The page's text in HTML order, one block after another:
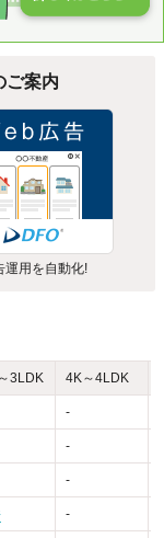
ご案内
運用を自動化!
3LDK 4K～4LDK
-
-
-
-